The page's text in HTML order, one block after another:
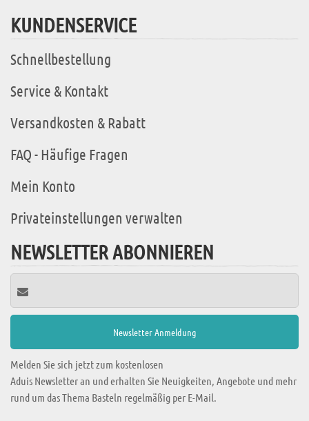
KUNDENSERVICE
Schnellbestellung
Service & Kontakt
Versandkosten & Rabatt
FAQ - Häufige Fragen
Mein Konto
Privateinstellungen verwalten
NEWSLETTER ABONNIEREN
Melden Sie sich jetzt zum kostenlosen
Aduis Newsletter an und erhalten Sie Neuigkeiten, Angebote und mehr
rund um das Thema Basteln regelmäßig per E-Mail.